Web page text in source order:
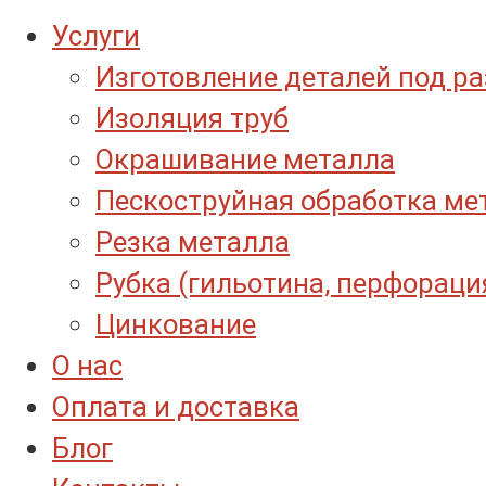
Услуги
Изготовление деталей под
Изоляция труб
Окрашивание металла
Пескоструйная обработка
Резка металла
Рубка (гильотина,
Цинкование
О нас
Оплата и доставка
Блог